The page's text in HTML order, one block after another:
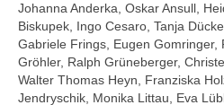
Johanna Anderka, Oskar Ansull,
Biskupek, Ingo Cesaro, Tanja
Gabriele Frings, Eugen Gomringer,
Gröhler, Ralph Grüneberger,
Walter Thomas Heyn, Franziska
Jendryschik, Monika Littau, Eva